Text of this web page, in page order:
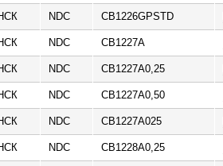
NDC CB1226GPSTD
NDC CB1227A
NDC CB1227A0,25
NDC CB1227A0,50
NDC CB1227A025
NDC CB1228A0,25